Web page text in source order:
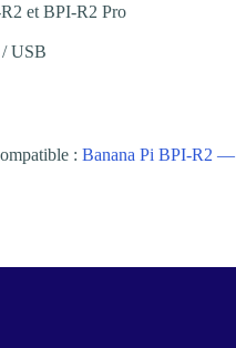
et BPI-R2 Pro
/ USB
: Banana Pi BPI-R2 —